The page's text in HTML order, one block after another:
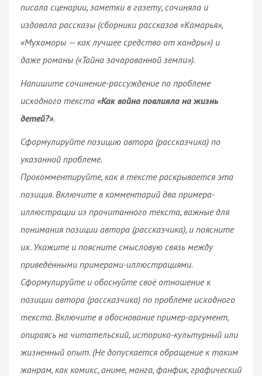
писала сценарии, заметки в газету, сочиняла и
издавала рассказы (сборники рассказов «Камарья»,
«Мухоморы — как лучшее средство от хандры») и
даже романы («Тайна зачарованной земли»).
Напишите сочинение-рассуждение по проблеме
исходного текста «Как война повлияла на жизнь
детей?».
Сформулируйте позицию автора (рассказчика) по
указанной проблеме.
Прокомментируйте, как в тексте раскрывается эта
позиция. Включите в комментарий два примера-
иллюстрации из прочитанного текста, важные для
понимания позиции автора (рассказчика), и поясните
их. Укажите и поясните смысловую связь между
приведёнными примерами-иллюстрациями.
Сформулируйте и обоснуйте своё отношение к
позиции автора (рассказчика) по проблеме исходного
текста. Включите в обоснование пример-аргумент,
опираясь на читательский, историко-культурный или
жизненный опыт. (Не допускается обращение к таким
жанрам, как комикс, аниме, манга, фанфик, графический